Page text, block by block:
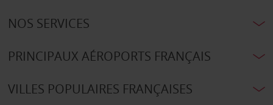
NOS SERVICES
PRINCIPAUX AÉROPORTS FRANÇAIS
VILLES POPULAIRES FRANÇAISES